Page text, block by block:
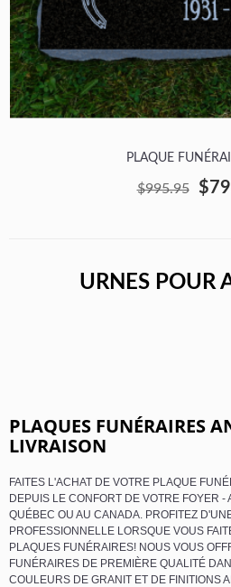
PLAQUE
$995.95
URNES POUR
PLAQUES FUNÉRAIRES
LIVRAISON
FAITES L'ACHAT DE VOTRE PLAQUE
DEPUIS LE CONFORT DE VOTRE FOYER -
QUÉBEC OU AU CANADA. PROFITEZ
PROFESSIONNELLE LORSQUE VOUS
PLAQUES FUNÉRAIRES! NOUS VOUS
FUNÉRAIRES DE PREMIÈRE QUALITÉ
COULEURS DE GRANIT ET DE FINITIONS